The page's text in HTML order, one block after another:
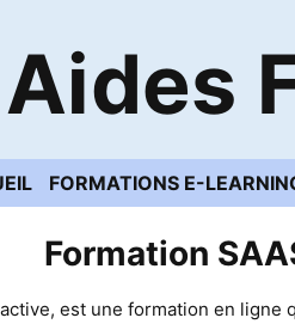
Aides
FORMATIONS E-
Formation
est une formation en ligne